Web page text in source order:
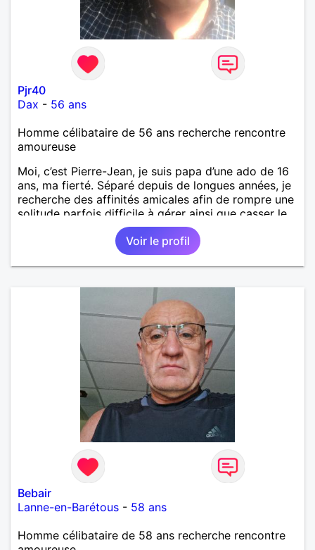
Pjr40
Dax - 56 ans
Homme célibataire de 56 ans recherche rencontre
amoureuse
Moi, c’est Pierre-Jean, je suis papa d’une ado de 16
ans, ma fierté. Séparé depuis de longues années, je
recherche des affinités amicales afin de rompre une
solitude parfois difficile à gérer ainsi que casser le
vague à l’âme. L’amitié reste extrêmement
importante à mes yeux mais peut se décliner en des
sentiments plus puissants. « Le temps fera son
œuvre » disait Arthur Schopenhauer, philosophe
autant être trop locace. Je suis bourré de qualités
avec très peu de défauts. Je suis altruiste,
bienveillant, empathique, attentionné, honnête,
respectueux, doux de caractère et compréhensif : je
laisse « glisser » beaucoup de choses. Mais ne vous
m’éprenez pas Mesdames, si une personne que
j’aime me trahit une fois, il n’y aura pas de seconde
chance et je l’effacerai à « vitam eternam ».
Néanmoins, je suis un tout petit peu maniaque ainsi
qu’impatient. J’essaye de faire des efforts. Rien de
bien dramatique ! Du moins je le pense……Je suis un
homme facile à vivre. À vous si vous le souhaitez,
d’apprendre à me connaître davantage. J’en serai
ravi….A très bientôt je l’espère.
Voir le profil
Bebair
Lanne-en-Barétous - 58 ans
Homme célibataire de 58 ans recherche rencontre